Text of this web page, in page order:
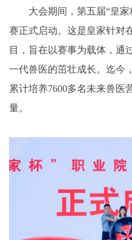
大会期间，第五届“皇
赛正式启动。这是皇家针对
目，旨在以赛事为载体，通
一代兽医的茁壮成长。迄今
累计培养7600多名未来兽医
量。